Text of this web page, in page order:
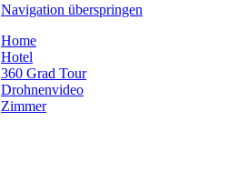
Navigation überspringen
Home
Hotel
360 Grad Tour
Drohnenvideo
Zimmer